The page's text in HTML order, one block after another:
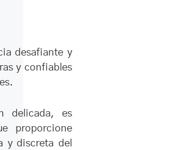
desafiante y
y confiables
delicada, es
proporcione
y discreta del